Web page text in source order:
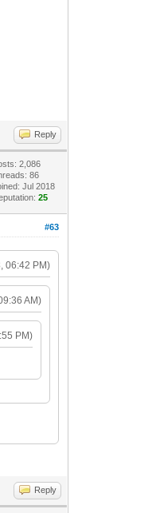
Reply
2,086
86
Jul 2018
25
#63
06:42 PM)
AM)
PM)
Reply